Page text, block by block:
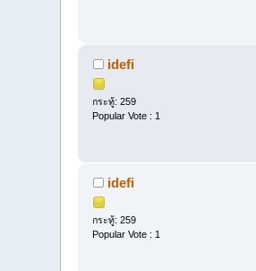
idefi
กระทู้: 259
Popular Vote : 1
idefi
กระทู้: 259
Popular Vote : 1